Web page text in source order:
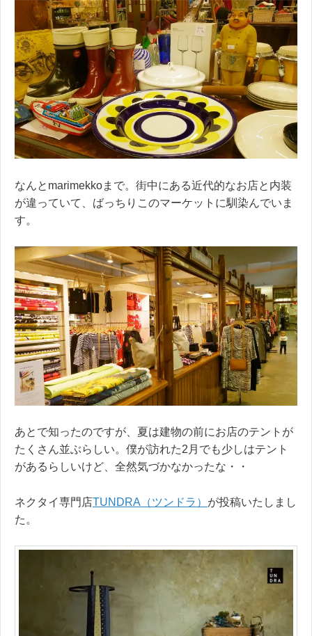
なんとmarimekkoまで。街中にある近代的なお店と内装
が違っていて、ばっちりこのマーケットに馴染んでいま
す。
あとで知ったのですが、夏は建物の前にお店のテントが
たくさん並ぶらしい。僕が訪れた2月でも少しはテント
があるらしいけど、全然気づかなかったな・・
ネクタイ専門店TUNDRA（ツンドラ） が投稿いたしまし
た。